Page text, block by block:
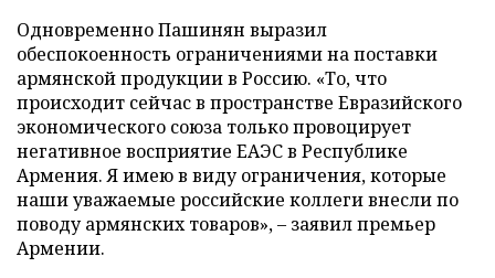
Одновременно Пашинян выразил
обеспокоенность ограничениями на поставки
армянской продукции в Россию. «То, что
происходит сейчас в пространстве Евразийского
экономического союза только провоцирует
негативное восприятие ЕАЭС в Республике
Армения. Я имею в виду ограничения, которые
наши уважаемые российские коллеги внесли по
поводу армянских товаров», – заявил премьер
Армении.